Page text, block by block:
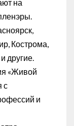
на
Кострома,
другие.
«Живой
с
и